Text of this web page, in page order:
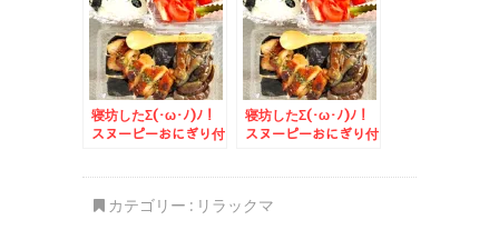
が当たり(*´艸`*)
寝坊したΣ(･ω･ﾉ)ﾉ！
スヌーピーおにぎり付
寝坊したΣ(･ω･ﾉ)ﾉ！
スヌーピーおにぎり付
カテゴリー : リラックマ